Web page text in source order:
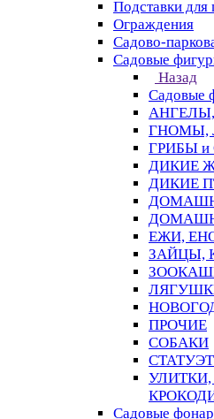
Подставки для
Ограждения
Садово-
Садовые
Назад
Садовые
ГНОМЫ,
ГРИБЫ
ДИКИЕ
ДИКИЕ
ЕЖИ,
ЗАЙЦЫ,
ПРОЧИЕ
СОБАКИ
Садовые